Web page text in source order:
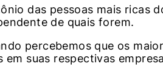
das pessoas mais ricas
de quais forem.
percebemos que os
suas respectivas